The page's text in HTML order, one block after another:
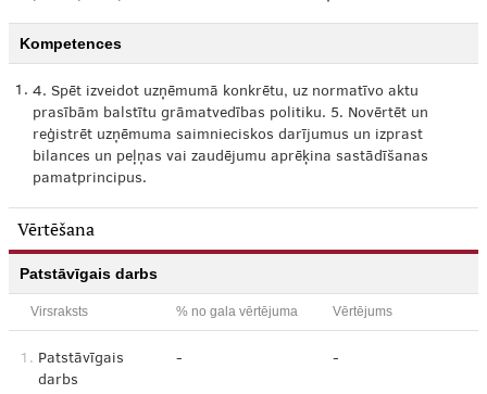
Kompetences
1. 4. Spēt izveidot uzņēmumā konkrētu, uz normatīvo aktu
prasībām balstītu grāmatvedības politiku. 5. Novērtēt un
reģistrēt uzņēmuma saimnieciskos darījumus un izprast
bilances un peļņas vai zaudējumu aprēķina sastādīšanas
pamatprincipus.
Vērtēšana
Patstāvīgais darbs
Virsraksts % no gala vērtējuma Vērtējums
1. Patstāvīgais
darbs
- -